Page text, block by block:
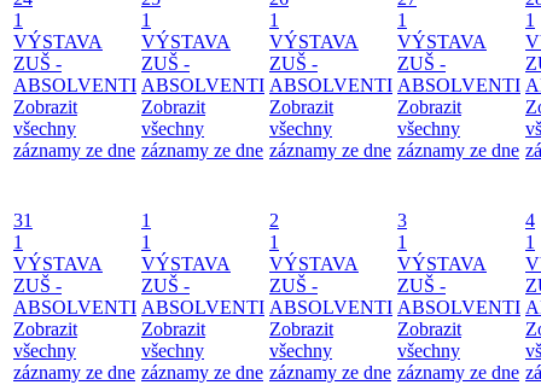
1
VÝSTAVA
ZUŠ -
ABSOLVENTI
Zobrazit
všechny
záznamy ze dne
1
VÝSTAVA
ZUŠ -
ABSOLVENTI
Zobrazit
všechny
záznamy ze dne
1
VÝSTAVA
ZUŠ -
ABSOLVENTI
Zobrazit
všechny
záznamy ze dne
1
VÝSTAVA
ZUŠ -
ABSOLVENTI
Zobrazit
všechny
záznamy ze dne
1
31
1
VÝSTAVA
ZUŠ -
ABSOLVENTI
Zobrazit
všechny
záznamy ze dne
1
1
VÝSTAVA
ZUŠ -
ABSOLVENTI
Zobrazit
všechny
záznamy ze dne
2
1
VÝSTAVA
ZUŠ -
ABSOLVENTI
Zobrazit
všechny
záznamy ze dne
3
1
VÝSTAVA
ZUŠ -
ABSOLVENTI
Zobrazit
všechny
záznamy ze dne
4
1